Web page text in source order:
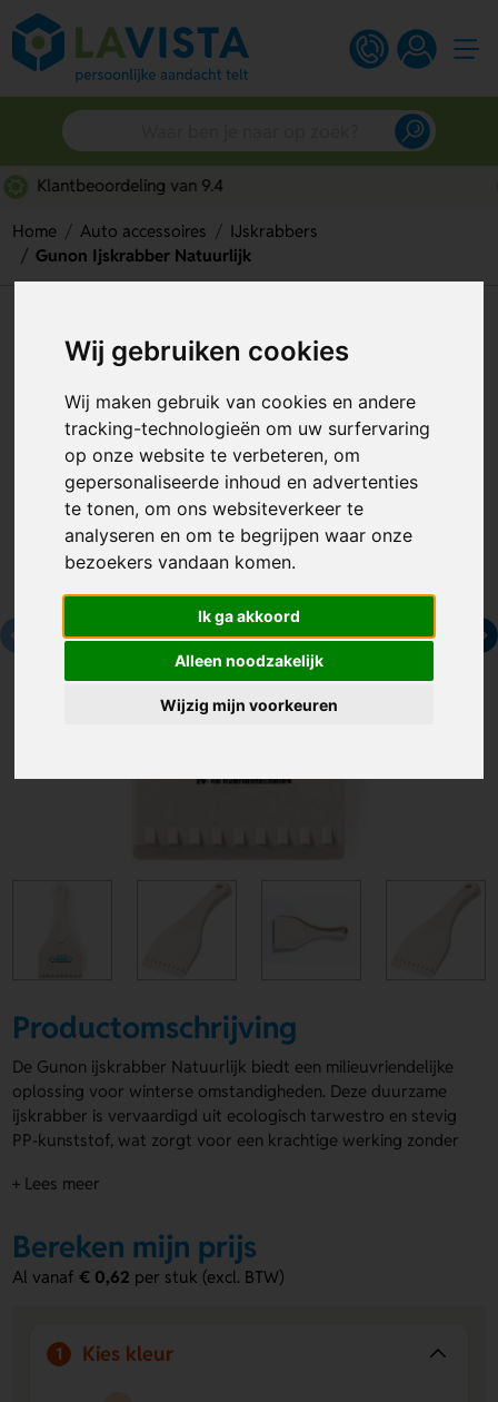
Wij gebruiken cookies
Wij maken gebruik van cookies en andere
tracking-technologieën om uw surfervaring
op onze website te verbeteren, om
gepersonaliseerde inhoud en advertenties
te tonen, om ons websiteverkeer te
analyseren en om te begrijpen waar onze
bezoekers vandaan komen.
Ik ga akkoord
Alleen noodzakelijk
Wijzig mijn voorkeuren
Snelle persoonlijke service
Home Auto accessoires
IJskrabbers
Gunon Ijskrabber Natuurlijk
Gunon Ijskrabber Natuurlijk
Artikelnummer:
Productomschrijving
De Gunon ijskrabber Natuurlijk biedt een milieuvriendelijke
oplossing voor winterse omstandigheden. Deze duurzame
ijskrabber is vervaardigd uit ecologisch tarwestro en stevig
PP-kunststof, wat zorgt voor een krachtige werking zonder
robuuste constructie is deze Gunon ijskrabber Natuurlijk
kleur van de gebruikte materialen. Een opdruk plaatsen wij
zo groot mogelijk het blad. Wil je je merk op een
verantwoorde manier promoten? Kies dan voor deze
+ Lees meer
Bereken mijn prijs
Al vanaf€ 0,62 per stuk (excl. BTW)
1 Kies kleur